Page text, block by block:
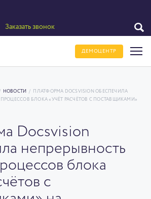
Заказать звонок
ДЕМОЦЕНТР
НОВОСТИ /
ПЛАТФОРМА DOCSVISION ОБЕСПЕЧИЛА
БЛОКА «УЧЁТ РАСЧЁТОВ С ПОСТАВЩИКАМИ»
Docsvision
непрерывность
блока
с